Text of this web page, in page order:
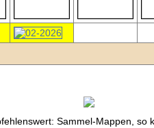
Sammel-Mappen,